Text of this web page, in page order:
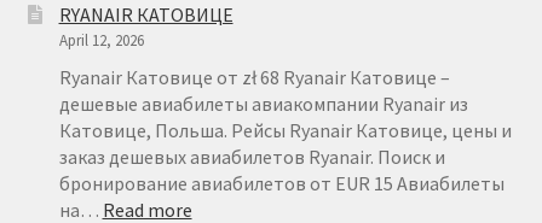
АВИАБИЛЕТОВ
RYANAIR
–
FAQ
RYANAIR КАТОВИЦЕ
April 12, 2026
Ryanair Катовице от zł 68 Ryanair Катовице –
дешевые авиабилеты авиакомпании Ryanair из
Катовице, Польша. Рейсы Ryanair Катовице, цены и
заказ дешевых авиабилетов Ryanair. Поиск и
бронирование авиабилетов от EUR 15 Авиабилеты
на… Read more: